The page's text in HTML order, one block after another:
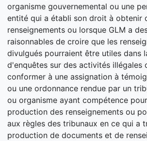
organisme gouvernemental ou une
entité qui a établi son droit à obtenir
renseignements ou lorsque GLM a
raisonnables de croire que les
divulgués pourraient être utiles dans
d'enquêtes sur des activités illégales
conformer à une assignation à
ou une ordonnance rendue par un
ou organisme ayant compétence
production des renseignements ou
aux règles des tribunaux en ce qui a
production de documents et de